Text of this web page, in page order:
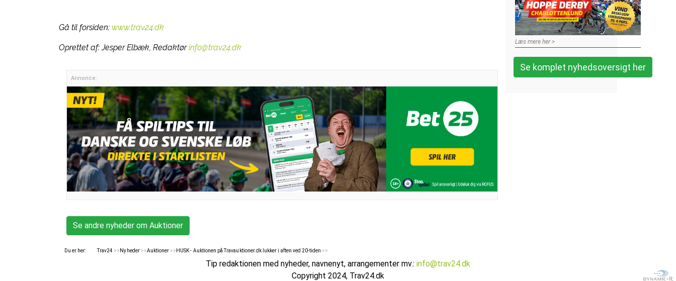
Gå til forsiden: www.trav24.dk
Oprettet af:Jesper Elbæk, Redaktør info@trav24.dk
Annonce:
Se andre nyheder om Auktioner
Læs mere her >
Se komplet nyhedsoversigt her
Du er her: Trav24 >> Nyheder>>Auktioner >> HUSK - Auktionen på Travauktioner.dk lukker i aften ved 20-tiden >>
Tip redaktionen med nyheder, navnenyt, arrangementer mv.: info@trav24.dk
Copyright 2024, Trav24.dk